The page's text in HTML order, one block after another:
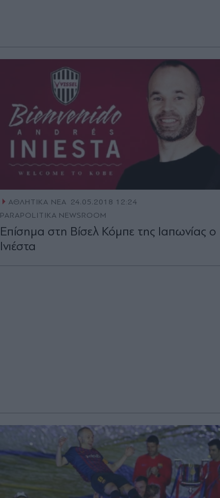
ΑΘΛΗΤΙΚΑ ΝΕΑ 24.05.2018 12:24
PARAPOLITIKA NEWSROOM
Επίσημα στη Βίσελ Κόμπε της Ιαπωνίας ο
Ινιέστα